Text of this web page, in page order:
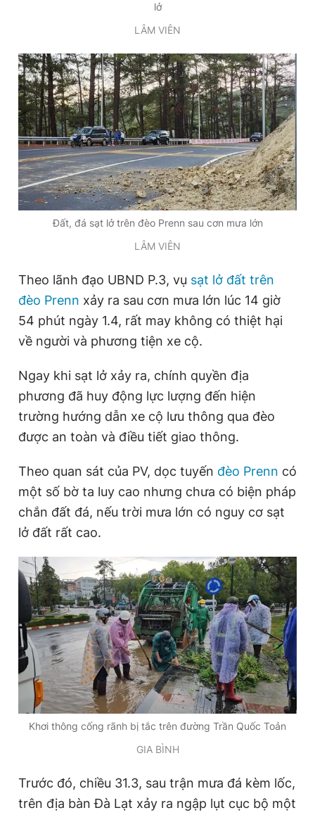
lở
LÂM VIÊN
Đất, đá sạt lở trên đèo Prenn sau cơn mưa lớn
LÂM VIÊN
Theo lãnh đạo UBND P.3, vụ sạt lở đất trên
đèo Prenn xảy ra sau cơn mưa lớn lúc 14 giờ
54 phút ngày 1.4, rất may không có thiệt hại
về người và phương tiện xe cộ.
Ngay khi sạt lở xảy ra, chính quyền địa
phương đã huy động lực lượng đến hiện
trường hướng dẫn xe cộ lưu thông qua đèo
được an toàn và điều tiết giao thông.
Theo quan sát của PV, dọc tuyến đèo Prenn có
một số bờ ta luy cao nhưng chưa có biện pháp
chắn đất đá, nếu trời mưa lớn có nguy cơ sạt
lở đất rất cao.
Khơi thông cống rãnh bị tắc trên đường Trần Quốc Toản
GIA BÌNH
Trước đó, chiều 31.3, sau trận mưa đá kèm lốc,
trên địa bàn Đà Lạt xảy ra ngập lụt cục bộ một